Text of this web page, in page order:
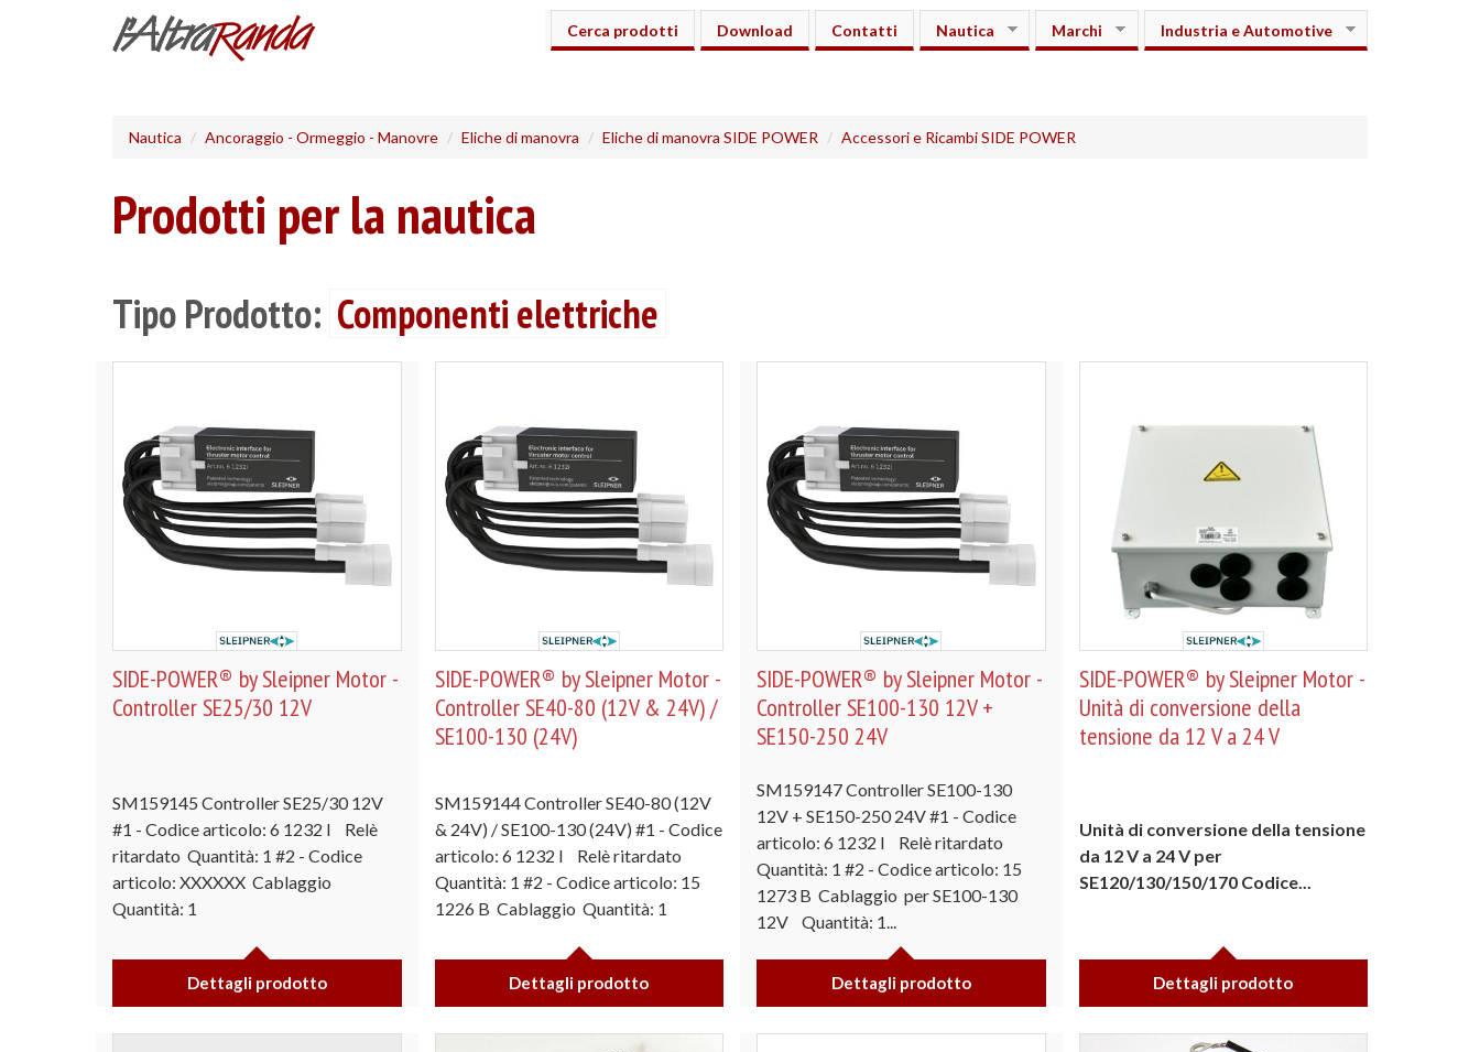
Cerca prodotti Download Contatti Nautica Marchi Industria e Automotive
Nautica Ancoraggio - Ormeggio - Manovre Eliche di manovra Eliche di manovra SIDE POWER Accessori e Ricambi SIDE POWER
Prodotti per la nautica
Tipo Prodotto: Componenti elettriche
SIDE-POWER® by Sleipner Motor -
Controller SE25/30 12V
SM159145 Controller SE25/30 12V
#1 - Codice articolo: 6 1232 I Relè
ritardato Quantità: 1 #2 - Codice
articolo: XXXXXX Cablaggio
Quantità: 1
Dettagli prodotto
SIDE-POWER® by Sleipner Motor -
Controller SE40-80 (12V & 24V) /
SE100-130 (24V)
SM159144 Controller SE40-80 (12V
& 24V) / SE100-130 (24V) #1 - Codice
articolo: 6 1232 I Relè ritardato
Quantità: 1 #2 - Codice articolo: 15
1226 B Cablaggio Quantità: 1
Dettagli prodotto
SIDE-POWER® by Sleipner Motor -
Controller SE100-130 12V +
SE150-250 24V
SM159147 Controller SE100-130
12V + SE150-250 24V #1 - Codice
articolo: 6 1232 I Relè ritardato
Quantità: 1 #2 - Codice articolo: 15
1273 B Cablaggio per SE100-130
12V Quantità: 1...
Dettagli prodotto
SIDE-POWER® by Sleipner Motor -
Unità di conversione della
tensione da 12 V a 24 V
Unità di conversione della tensione
da 12 V a 24 V per
SE120/130/150/170 Codice...
Dettagli prodotto